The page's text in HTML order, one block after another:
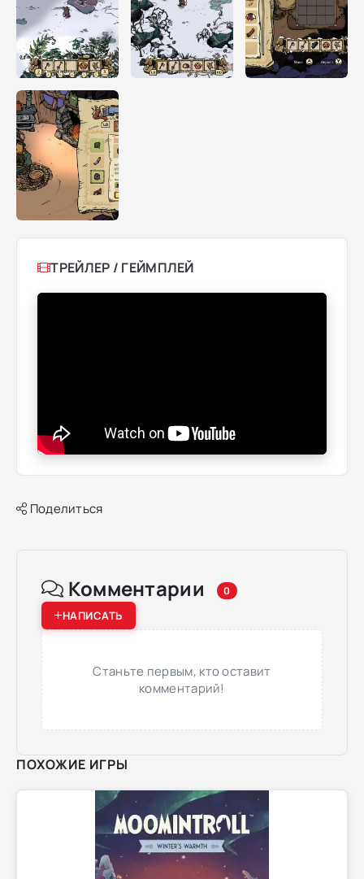
ТРЕЙЛЕР / ГЕЙМПЛЕЙ
Поделиться
Комментарии 0
НАПИСАТЬ
Станьте первым, кто оставит
комментарий!
ПОХОЖИЕ ИГРЫ